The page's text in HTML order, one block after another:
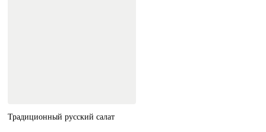
Традиционный русский салат